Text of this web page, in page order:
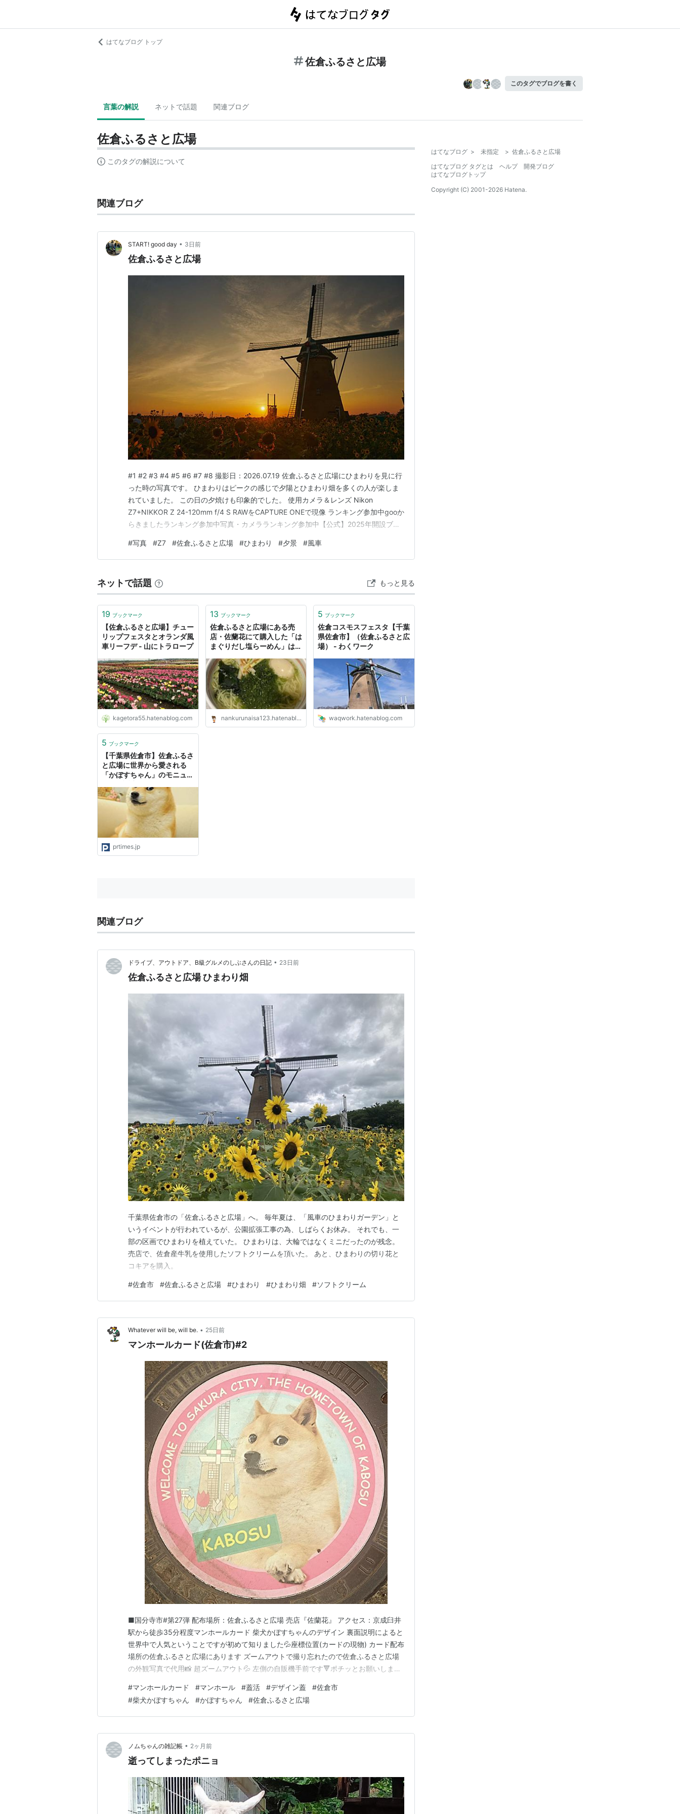
はてなブログ トップ
佐倉ふるさと広場
このタグでブログを書く
言葉の解説 ネットで話題 関連ブログ
佐倉ふるさと広場
このタグの解説について
関連ブログ
START! good day • 3日前
佐倉ふるさと広場
#1 #2 #3 #4 #5 #6 #7 #8 撮影日：2026.07.19 佐倉ふるさと広場にひまわりを見に行
った時の写真です。 ひまわりはピークの感じで夕陽とひまわり畑を多くの人が楽しま
れていました。 この日の夕焼けも印象的でした。 使用カメラ＆レンズ Nikon
Z7+NIKKOR Z 24-120mm f/4 S RAWをCAPTURE ONEで現像 ランキング参加中gooか
らきましたランキング参加中写真・カメラランキング参加中【公式】2025年開設ブロ
#写真 #Z7 #佐倉ふるさと広場 #ひまわり #夕景 #風車
ネットで話題 もっと見る
19 ブックマーク
【佐倉ふるさと広場】チュー
リップフェスタとオランダ風
車リーフデ - 山にトラロープ
kagetora55.hatenablog.com
13 ブックマーク
佐倉ふるさと広場にある売
店・佐蘭花にて購入した「は
まぐりだし塩らーめん」は安
part2
nankurunaisa123.hatenablog.com
5 ブックマーク
佐倉コスモスフェスタ【千葉
県佐倉市】（佐倉ふるさと広
場） - わくワーク
waqwork.hatenablog.com
5 ブックマーク
【千葉県佐倉市】佐倉ふるさ
と広場に世界から愛される
「かぼすちゃん」のモニュメ
prtimes.jp
関連ブログ
ドライブ、アウトドア、B級グルメのしぶさんの日記 • 23日前
佐倉ふるさと広場 ひまわり畑
千葉県佐倉市の「佐倉ふるさと広場」へ。 毎年夏は、「風車のひまわりガーデン」と
いうイベントが行われているが、公園拡張工事の為、しばらくお休み。 それでも、一
部の区画でひまわりを植えていた。 ひまわりは、大輪ではなくミニだったのが残念。
売店で、佐倉産牛乳を使用したソフトクリームを頂いた。 あと、ひまわりの切り花と
コキアを購入。
#佐倉市 #佐倉ふるさと広場 #ひまわり #ひまわり畑 #ソフトクリーム
Whatever will be, will be. • 25日前
マンホールカード(佐倉市)#2
■国分寺市#第27弾 配布場所：佐倉ふるさと広場 売店『佐蘭花』 アクセス：京成臼井
駅から徒歩35分程度マンホールカード 柴犬かぼすちゃんのデザイン 裏面説明によると
世界中で人気ということですが初めて知りました💦座標位置(カードの現物) カード配布
場所の佐倉ふるさと広場にあります ズームアウトで撮り忘れたので佐倉ふるさと広場
の外観写真で代用📸 超ズームアウト💦 左側の自販機手前です🔻ポチッとお願いします
ンキング参加中はてブロ みんな初めは超初心者ですよ！支えあおう会＾＾（長いw）
ランキング参加中千葉ランキング参加…
#マンホールカード #マンホール #蓋活 #デザイン蓋 #佐倉市
#柴犬かぼすちゃん #かぼすちゃん #佐倉ふるさと広場
ノムちゃんの雑記帳 • 2ヶ月前
逝ってしまったポニョ
はてなブログ > 未指定 > 佐倉ふるさと広場
はてなブログ タグとは
ヘルプ
開発ブログ
はてなブログトップ
Copyright (C) 2001-2026 Hatena.